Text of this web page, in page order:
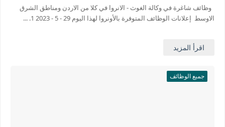
وظائف شاغرة في وكالة الغوث - الانروا في كلا من الاردن ومناطق الشرق
الاوسط إعلانات الوظائف المتوفرة بالأونروا لهذا اليوم 29 - 5 - 2023 1. ...
اقرأ المزيد
جميع الوظائف